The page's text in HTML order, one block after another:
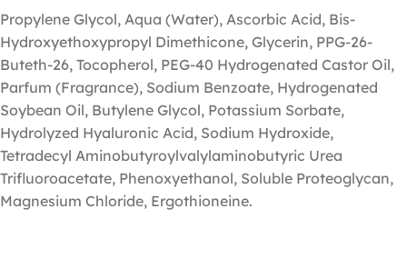
Propylene Glycol, Aqua (Water), Ascorbic Acid, Bis-
Hydroxyethoxypropyl Dimethicone, Glycerin, PPG-26-
Buteth-26, Tocopherol, PEG-40 Hydrogenated Castor Oil,
Parfum (Fragrance), Sodium Benzoate, Hydrogenated
Soybean Oil, Butylene Glycol, Potassium Sorbate,
Hydrolyzed Hyaluronic Acid, Sodium Hydroxide,
Tetradecyl Aminobutyroylvalylaminobutyric Urea
Trifluoroacetate, Phenoxyethanol, Soluble Proteoglycan,
Magnesium Chloride, Ergothioneine.